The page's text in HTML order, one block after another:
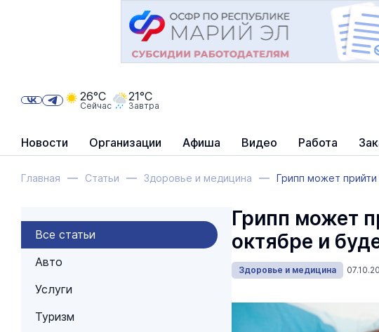
Новости Организации Афиша Видео Работа
26°C
Сейчас
21°C
Завтра
Главная Статьи Здоровье и медицина Грипп может
Все статьи
Авто
Услуги
Туризм
Грипп может
октябре и
Здоровье и медицина